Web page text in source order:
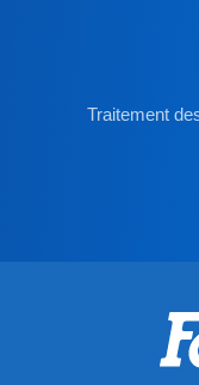
Traitement